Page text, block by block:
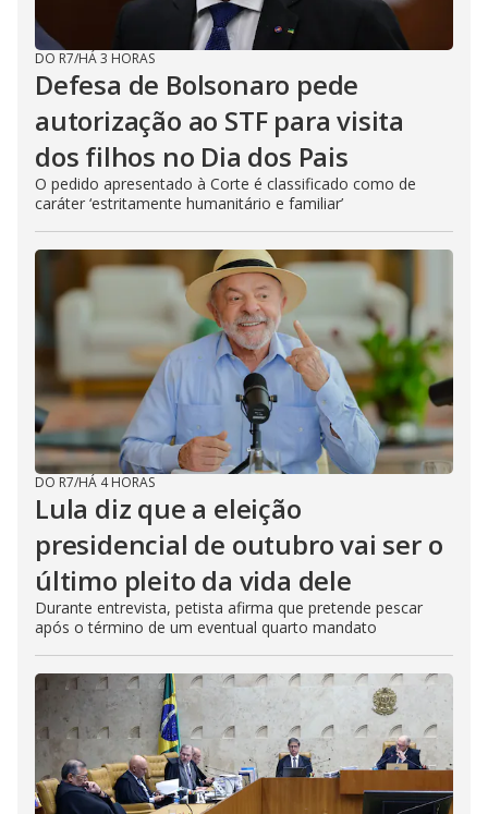
DO R7/HÁ 3 HORAS
Defesa de Bolsonaro pede
autorização ao STF para visita
dos filhos no Dia dos Pais
O pedido apresentado à Corte é classificado como de
caráter ‘estritamente humanitário e familiar’
DO R7/HÁ 4 HORAS
Lula diz que a eleição
presidencial de outubro vai ser o
último pleito da vida dele
Durante entrevista, petista afirma que pretende pescar
após o término de um eventual quarto mandato